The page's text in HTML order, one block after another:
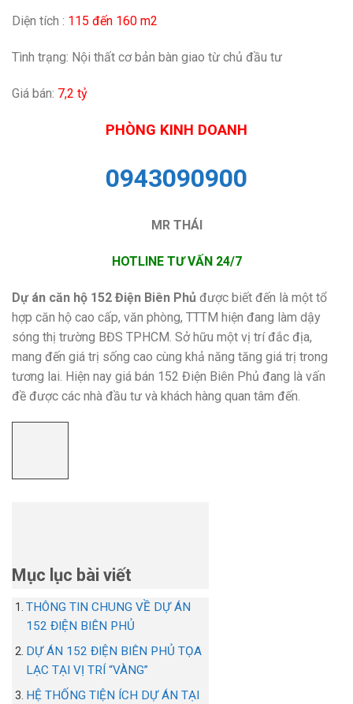
Diện tích : 115 đến 160 m2
Tình trạng: Nội thất cơ bản bàn giao từ chủ đầu tư
Giá bán: 7,2 tỷ
PHÒNG KINH DOANH
0943090900
MR THÁI
HOTLINE TƯ VẤN 24/7
Dự án căn hộ 152 Điện Biên Phủ được biết đến là một tổ
hợp căn hộ cao cấp, văn phòng, TTTM hiện đang làm dậy
sóng thị trường BĐS TPHCM. Sở hữu một vị trí đắc địa,
mang đến giá trị sống cao cùng khả năng tăng giá trị trong
tương lai. Hiện nay giá bán 152 Điện Biên Phủ đang là vấn
đề được các nhà đầu tư và khách hàng quan tâm đến.
Mục lục bài viết
THÔNG TIN CHUNG VỀ DỰ ÁN
152 ĐIỆN BIÊN PHỦ
DỰ ÁN 152 ĐIỆN BIÊN PHỦ TỌA
LẠC TẠI VỊ TRÍ “VÀNG”
HỆ THỐNG TIỆN ÍCH DỰ ÁN TẠI